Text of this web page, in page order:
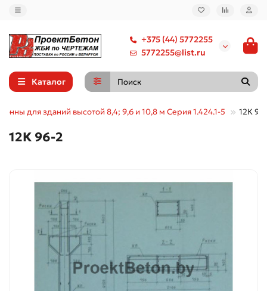
+375 (44) 5772255
5772255@list.ru
Каталог
для зданий высотой 8,4; 9,6 и 10,8 м Серия 1.424.1-5 12К
12К 96-2